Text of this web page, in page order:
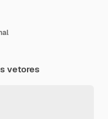
vetores